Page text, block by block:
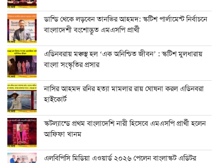
ডান্ডি থেকে লড়বেন তানভির আহমদ: স্কটিশ পার্লামেন্ট নির্বাচনে
বাংলাদেশী বংশোদ্ভুত এমএসপি প্রার্থী
এডিনবরায় মঞ্চস্থ হল ‘এক অনিশ্চিত জীবন’ : স্কটিশ মুলধারায়
বাংলা সংস্কৃতির প্রসার
নাসির আহমদ রনির হত্যা মামলার রায় ঘোষনা করল এডিনবরা
হাইকোর্ট
স্কটল্যান্ডে প্রথম বাংলাদেশি নারী হিসেবে এমএসপি প্রার্থী হলেন
আফিফা খানম
এলবিপিসি মিডিয়া এওয়ার্ড ২০২৬ পেলেন বাংলাস্কট এডিটর